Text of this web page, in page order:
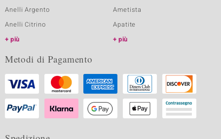
Anelli Argento
Anelli Citrino
più
Ametista
Apatite
più
Metodi di Pagamento